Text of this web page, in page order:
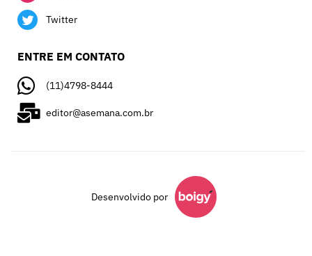
Twitter
ENTRE EM CONTATO
(11)4798-8444
editor@asemana.com.br
Desenvolvido por